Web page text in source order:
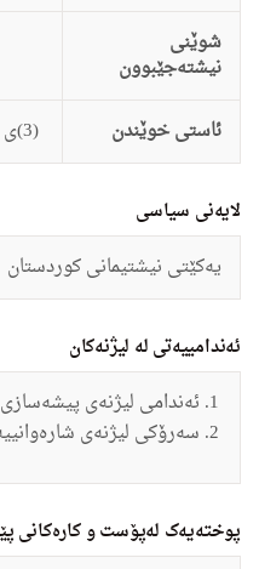
شوێنی
نیشتەجێبوون
ئاستى خوێندن
(3)ی ناوه‌ندی
لایەنی سیاسی
یه‌كێتی نیشتیمانی كوردستان
ئەندامییەتی لە لیژنەکان
ئەندامی لیژنه‌ی
سه‌رۆكی لیژنه‌ی
پوختەیەک لەپۆست و کارەکانی